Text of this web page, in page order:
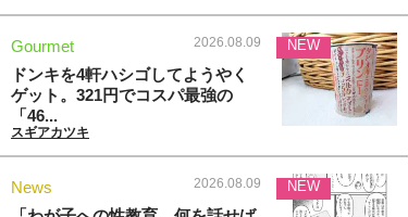
Gourmet 2026.08.09
ドンキを4軒ハシゴしてようやく
ゲット。321円でコスパ最強の
「46...
スギアカツキ
NEW
News 2026.08.09 NEW